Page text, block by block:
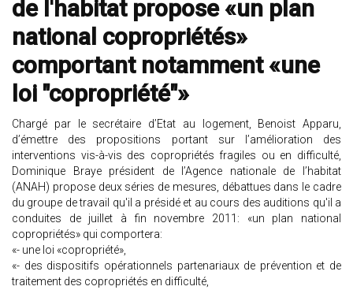
de l'habitat propose «un plan
national copropriétés»
comportant notamment «une
loi "copropriété"»
Chargé par le secrétaire d’Etat au logement, Benoist Apparu,
d’émettre des propositions portant sur l’amélioration des
interventions vis-à-vis des copropriétés fragiles ou en difficulté,
Dominique Braye président de l’Agence nationale de l’habitat
(ANAH) propose deux séries de mesures, débattues dans le cadre
du groupe de travail qu'il a présidé et au cours des auditions qu'il a
conduites de juillet à fin novembre 2011: «un plan national
copropriétés» qui comportera:
«- une loi «copropriété»,
«- des dispositifs opérationnels partenariaux de prévention et de
traitement des copropriétés en difficulté,